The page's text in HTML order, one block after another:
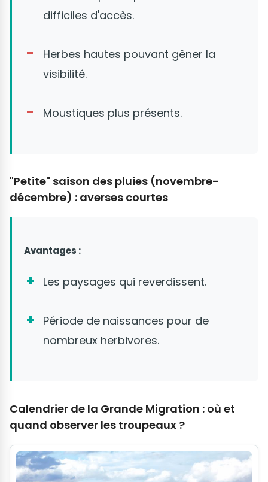
difficiles d'accès.
Herbes hautes pouvant gêner la
visibilité.
Moustiques plus présents.
"Petite" saison des pluies (novembre-
décembre) : averses courtes
Avantages :
Les paysages qui reverdissent.
Période de naissances pour de
nombreux herbivores.
Calendrier de la Grande Migration : où et
quand observer les troupeaux ?